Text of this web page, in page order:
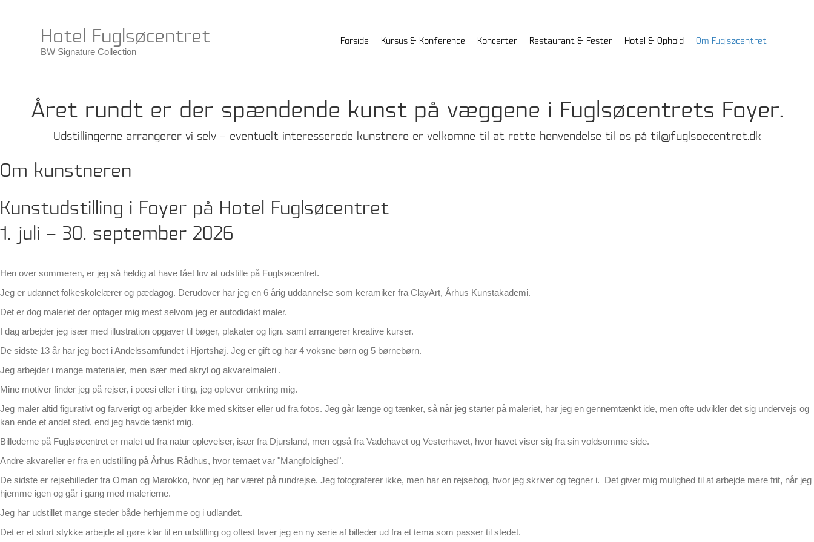
Hotel Fuglsøcentret
BW Signature Collection
Forside Kursus & Konference Koncerter Restaurant & Fester Hotel & Ophold Om Fuglsøcentret
Året rundt er der spændende kunst på væggene i Fuglsøcentrets Foyer.
Udstillingerne arrangerer vi selv – eventuelt interesserede kunstnere er velkomne til at rette henvendelse til os på til@fuglsoecentret.dk
Om kunstneren
Kunstudstilling i Foyer på Hotel Fuglsøcentret
1. juli – 30. september 2026
Hen over sommeren, er jeg så heldig at have fået lov at udstille på Fuglsøcentret.
Jeg er udannet folkeskolelærer og pædagog. Derudover har jeg en 6 årig uddannelse som keramiker fra ClayArt, Århus Kunstakademi.
Det er dog maleriet der optager mig mest selvom jeg er autodidakt maler.
I dag arbejder jeg især med illustration opgaver til bøger, plakater og lign. samt arrangerer kreative kurser.
De sidste 13 år har jeg boet i Andelssamfundet i Hjortshøj. Jeg er gift og har 4 voksne børn og 5 børnebørn.
Jeg arbejder i mange materialer, men især med akryl og akvarelmaleri .
Mine motiver finder jeg på rejser, i poesi eller i ting, jeg oplever omkring mig.
Jeg maler altid figurativt og farverigt og arbejder ikke med skitser eller ud fra fotos. Jeg går længe og tænker, så når jeg starter på maleriet, har jeg en gennemtænkt ide, men ofte udvikler det sig undervejs og
kan ende et andet sted, end jeg havde tænkt mig.
Billederne på Fuglsøcentret er malet ud fra natur oplevelser, især fra Djursland, men også fra Vadehavet og Vesterhavet, hvor havet viser sig fra sin voldsomme side.
Andre akvareller er fra en udstilling på Århus Rådhus, hvor temaet var "Mangfoldighed".
De sidste er rejsebilleder fra Oman og Marokko, hvor jeg har været på rundrejse. Jeg fotograferer ikke, men har en rejsebog, hvor jeg skriver og tegner i. Det giver mig mulighed til at arbejde mere frit, når jeg
hjemme igen og går i gang med malerierne.
Jeg har udstillet mange steder både herhjemme og i udlandet.
Det er et stort stykke arbejde at gøre klar til en udstilling og oftest laver jeg en ny serie af billeder ud fra et tema som passer til stedet.